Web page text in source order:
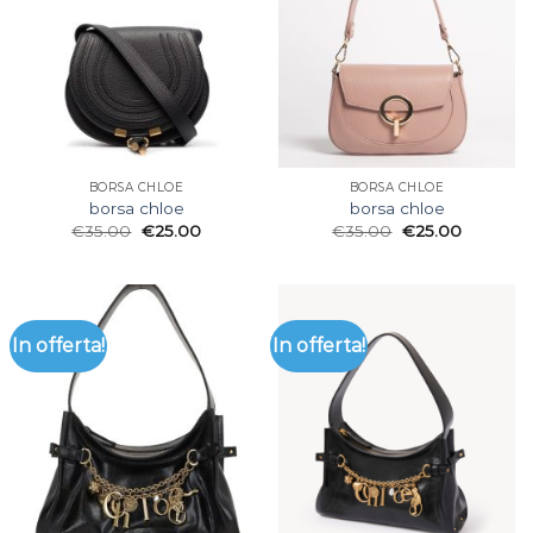
BORSA CHLOE
borsa chloe
€35.00 €25.00
BORSA CHLOE
borsa chloe
€35.00 €25.00
In offerta! In offerta!